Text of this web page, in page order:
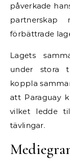
påverkade
partnerskap
förbättrade
Lagets
under stora
koppla
att Paraguay
vilket ledde
tävlingar.